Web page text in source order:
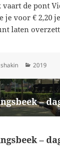
vaart de pont
je voor € 2,20
laten
Auteur
shakin 2019
–
–